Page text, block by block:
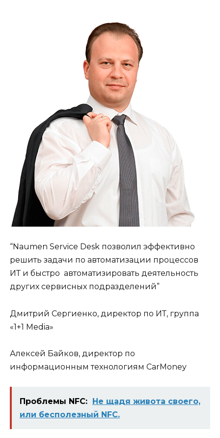
“Naumen Service Desk позволил эффективно
решить задачи по автоматизации процессов
ИТ и быстро автоматизировать деятельность
других сервисных подразделений”
Дмитрий Сергиенко, директор по ИТ, группа
«1+1 Media»
Алексей Байков, директор по
информационным технологиям CarMoney
Проблемы NFC: Не щадя живота своего,
или бесполезный NFC.